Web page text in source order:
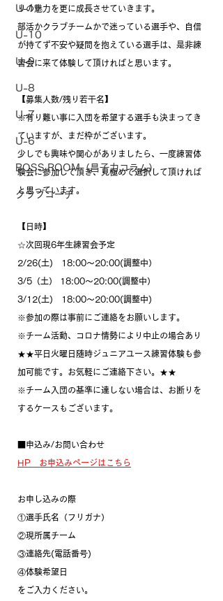
U-11
U-10
U-9
U-8
U-7
U-6
BOSS ROOM（昌子力コラム）
クラブコーチ
りの魅力を更に成長させていきます。
部活かクラブチームかで迷っている選手や、自信
が持てず不安や疑問を抱えている選手は、是非練
習会に来て体験して頂ければと思います。
【募集人数/残り若干名】
※有り難い事に入団を希望する選手も決まってき
ていますが、まだ枠がございます。
少しでも興味や関心がありましたら、一度練習体
験会に参加して頂き、見極めて選択して頂ければ
と思っています。
【日時】
☆次回現6年生練習会予定
2/26(土)　18:00〜20:00(調整中）
3/5（土） 18:00〜20:00(調整中）
3/12(土)　18:00〜20:00(調整中)
※参加の際は事前にご連絡をお願いします。
※チーム活動、コロナ情勢により中止の場合あり
★★平日火曜日随時ジュニアユース練習体験も参
加可能です。お気軽にご連絡下さい。★★
※チーム入団の基準に達しない場合は、お断りを
するケースもございます。
■申込み/お問い合わせ
HP　お申込みページはこちら
お申し込みの際
①選手氏名（フリガナ）
②現所属チーム
③連絡先(電話番号)
④体験希望日
をご入力ください。